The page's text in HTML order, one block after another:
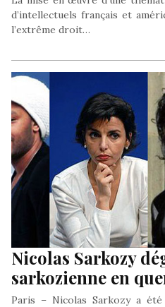
d’intellectuels français et
l’extrême droit…
Nicolas Sarkozy
sarkozienne en
Paris – Nicolas Sarkozy a